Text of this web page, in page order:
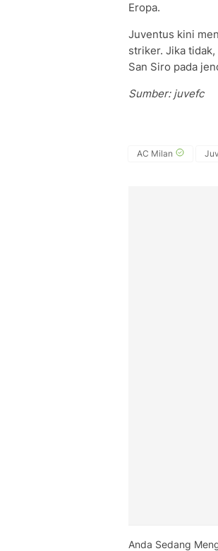
Eropa.
Juventus kini
striker. Jika
San Siro pada
Sumber: juvefc
AC Milan
Anda Sedang